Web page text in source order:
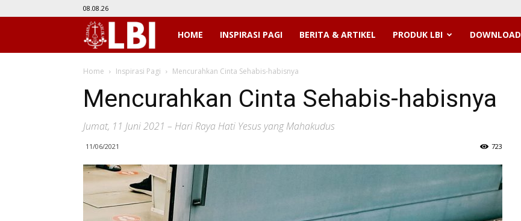
08.08.26
LBIHOME INSPIRASI PAGI BERITA & ARTIKEL PRODUK LBI DOWNLOAD
Home Inspirasi Pagi Mencurahkan Cinta Sehabis-habisnya
Mencurahkan Cinta Sehabis-habisnya
Jumat, 11 Juni 2021 – Hari Raya Hati Yesus yang Mahakudus
11/06/2021 723